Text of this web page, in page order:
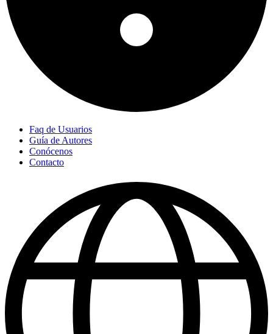
Faq de Usuarios
Guía de Autores
Conócenos
Contacto